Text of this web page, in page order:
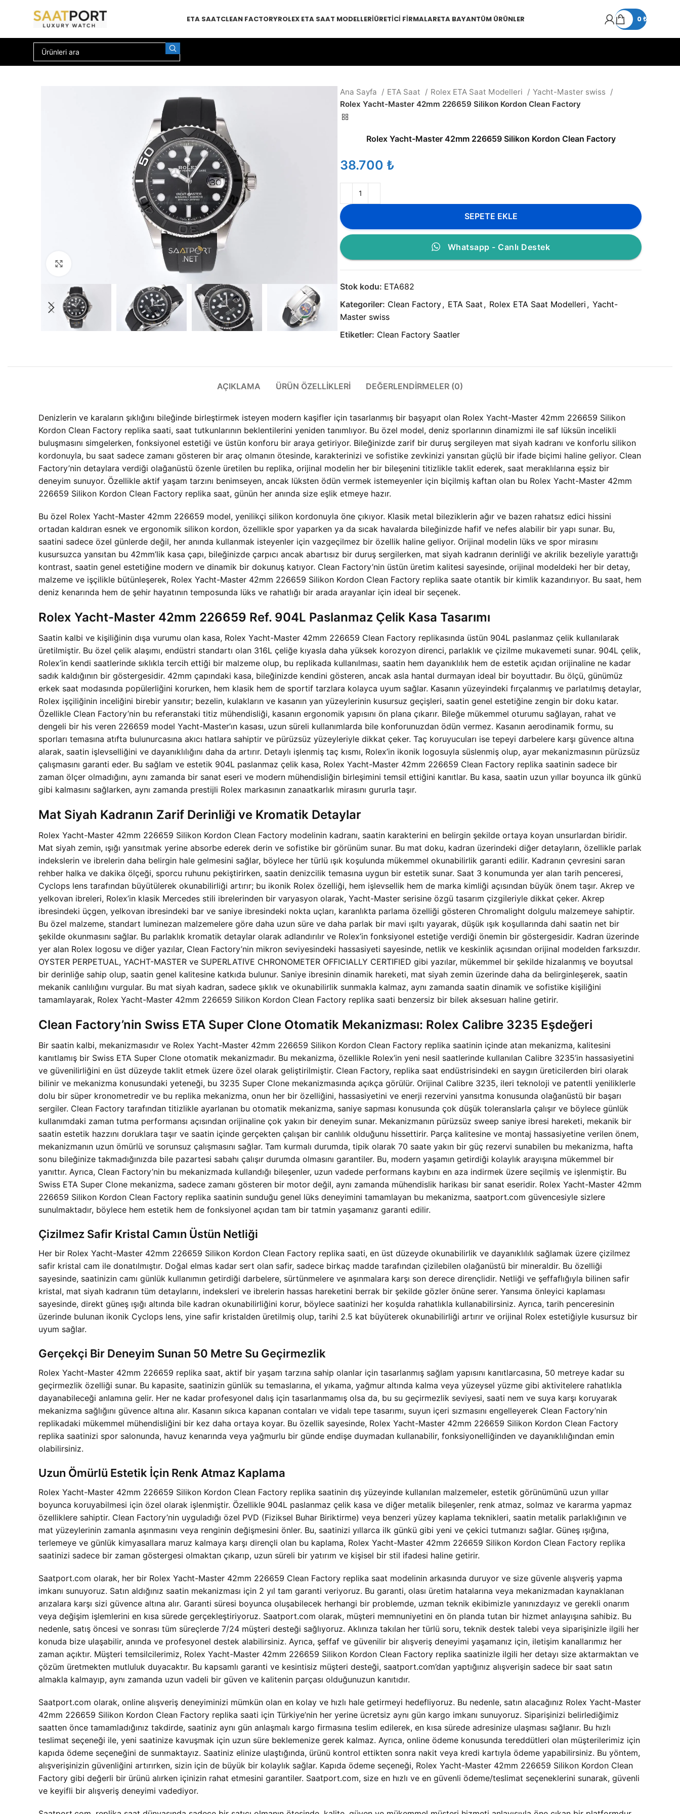
ETA SAATCLEAN FACTORYROLEX ETA SAAT MODELLERIÜRETICI FIRMALARETA BAYANTÜM ÜRÜNLER 0₺
Ana Sayfa ETA Saat Rolex ETA Saat Modelleri
Yacht-Master swiss
Rolex Yacht-Master 42mm 226659 Silikon Kordon Clean Factory
Rolex Yacht-Master 42mm 226659 Silikon Kordon Clean Factory
₺
SEPETE EKLE
Whatsapp - Canlı Destek
Stok kodu: ETA682
Kategoriler: Clean Factory, ETA Saat , Rolex ETA Saat Modelleri , Yacht-
Master swiss
Etiketler: Clean Factory Saatler
AÇIKLAMA ÜRÜN ÖZELLIKLERI DEĞERLENDIRMELER (0)
Denizlerin ve karaların şıklığını bileğinde birleştirmek isteyen modern kaşifler için tasarlanmış bir başyapıt olan Rolex Yacht-Master 42mm 226659 Silikon
Kordon Clean Factory replika saati, saat tutkunlarının beklentilerini yeniden tanımlıyor. Bu özel model, deniz sporlarının dinamizmi ile saf lüksün incelikli
buluşmasını simgelerken, fonksiyonel estetiği ve üstün konforu bir araya getiriyor. Bileğinizde zarif bir duruş sergileyen mat siyah kadranı ve konforlu silikon
kordonuyla, bu saat sadece zamanı gösteren bir araç olmanın ötesinde, karakterinizi ve sofistike zevkinizi yansıtan güçlü bir ifade biçimi haline geliyor. Clean
Factory’nin detaylara verdiği olağanüstü özenle üretilen bu replika, orijinal modelin her bir bileşenini titizlikle taklit ederek, saat meraklılarına eşsiz bir
deneyim sunuyor. Özellikle aktif yaşam tarzını benimseyen, ancak lüksten ödün vermek istemeyenler için biçilmiş kaftan olan bu Rolex Yacht-Master 42mm
226659 Silikon Kordon Clean Factory replika saat, günün her anında size eşlik etmeye hazır.
Bu özel Rolex Yacht-Master 42mm 226659 model, yenilikçi silikon kordonuyla öne çıkıyor. Klasik metal bileziklerin ağır ve bazen rahatsız edici hissini
ortadan kaldıran esnek ve ergonomik silikon kordon, özellikle spor yaparken ya da sıcak havalarda bileğinizde hafif ve nefes alabilir bir yapı sunar. Bu,
saatini sadece özel günlerde değil, her anında kullanmak isteyenler için vazgeçilmez bir özellik haline geliyor. Orijinal modelin lüks ve spor mirasını
kusursuzca yansıtan bu 42mm’lik kasa çapı, bileğinizde çarpıcı ancak abartısız bir duruş sergilerken, mat siyah kadranın derinliği ve akrilik bezeliyle yarattığı
kontrast, saatin genel estetiğine modern ve dinamik bir dokunuş katıyor. Clean Factory’nin üstün üretim kalitesi sayesinde, orijinal modeldeki her bir detay,
malzeme ve işçilikle bütünleşerek, Rolex Yacht-Master 42mm 226659 Silikon Kordon Clean Factory replika saate otantik bir kimlik kazandırıyor. Bu saat, hem
deniz kenarında hem de şehir hayatının temposunda lüks ve rahatlığı bir arada arayanlar için ideal bir seçenek.
Rolex Yacht-Master 42mm 226659 Ref. 904L Paslanmaz Çelik Kasa Tasarımı
Saatin kalbi ve kişiliğinin dışa vurumu olan kasa, Rolex Yacht-Master 42mm 226659 Clean Factory replikasında üstün 904L paslanmaz çelik kullanılarak
üretilmiştir. Bu özel çelik alaşımı, endüstri standartı olan 316L çeliğe kıyasla daha yüksek korozyon direnci, parlaklık ve çizilme mukavemeti sunar. 904L çelik,
Rolex’in kendi saatlerinde sıklıkla tercih ettiği bir malzeme olup, bu replikada kullanılması, saatin hem dayanıklılık hem de estetik açıdan orijinaline ne kadar
sadık kaldığının bir göstergesidir. 42mm çapındaki kasa, bileğinizde kendini gösteren, ancak asla hantal durmayan ideal bir boyuttadır. Bu ölçü, günümüz
erkek saat modasında popülerliğini korurken, hem klasik hem de sportif tarzlara kolayca uyum sağlar. Kasanın yüzeyindeki fırçalanmış ve parlatılmış detaylar,
Rolex işçiliğinin inceliğini birebir yansıtır; bezelin, kulakların ve kasanın yan yüzeylerinin kusursuz geçişleri, saatin genel estetiğine zengin bir doku katar.
Özellikle Clean Factory’nin bu referanstaki titiz mühendisliği, kasanın ergonomik yapısını ön plana çıkarır. Bileğe mükemmel oturumu sağlayan, rahat ve
dengeli bir his veren 226659 model Yacht-Master’ın kasası, uzun süreli kullanımlarda bile konforunuzdan ödün vermez. Kasanın aerodinamik formu, su
sporları temasına atıfta bulunurcasına akıcı hatlara sahiptir ve pürüzsüz yüzeyleriyle dikkat çeker. Taç koruyucuları ise tepeyi darbelere karşı güvence altına
alarak, saatin işlevselliğini ve dayanıklılığını daha da artırır. Detaylı işlenmiş taç kısmı, Rolex’in ikonik logosuyla süslenmiş olup, ayar mekanizmasının pürüzsüz
çalışmasını garanti eder. Bu sağlam ve estetik 904L paslanmaz çelik kasa, Rolex Yacht-Master 42mm 226659 Clean Factory replika saatinin sadece bir
zaman ölçer olmadığını, aynı zamanda bir sanat eseri ve modern mühendisliğin birleşimini temsil ettiğini kanıtlar. Bu kasa, saatin uzun yıllar boyunca ilk günkü
gibi kalmasını sağlarken, aynı zamanda prestijli Rolex markasının zanaatkarlık mirasını gururla taşır.
Mat Siyah Kadranın Zarif Derinliği ve Kromatik Detaylar
Rolex Yacht-Master 42mm 226659 Silikon Kordon Clean Factory modelinin kadranı, saatin karakterini en belirgin şekilde ortaya koyan unsurlardan biridir.
Mat siyah zemin, ışığı yansıtmak yerine absorbe ederek derin ve sofistike bir görünüm sunar. Bu mat doku, kadran üzerindeki diğer detayların, özellikle parlak
indekslerin ve ibrelerin daha belirgin hale gelmesini sağlar, böylece her türlü ışık koşulunda mükemmel okunabilirlik garanti edilir. Kadranın çevresini saran
rehber halka ve dakika ölçeği, sporcu ruhunu pekiştirirken, saatin denizcilik temasına uygun bir estetik sunar. Saat 3 konumunda yer alan tarih penceresi,
Cyclops lens tarafından büyütülerek okunabilirliği artırır; bu ikonik Rolex özelliği, hem işlevsellik hem de marka kimliği açısından büyük önem taşır. Akrep ve
yelkovan ibreleri, Rolex’in klasik Mercedes stili ibrelerinden bir varyasyon olarak, Yacht-Master serisine özgü tasarım çizgileriyle dikkat çeker. Akrep
ibresindeki üçgen, yelkovan ibresindeki bar ve saniye ibresindeki nokta uçları, karanlıkta parlama özelliği gösteren Chromalight dolgulu malzemeye sahiptir.
Bu özel malzeme, standart luminezan malzemelere göre daha uzun süre ve daha parlak bir mavi ışıltı yayarak, düşük ışık koşullarında dahi saatin net bir
şekilde okunmasını sağlar. Bu parlaklık kromatik detaylar olarak adlandırılır ve Rolex’in fonksiyonel estetiğe verdiği önemin bir göstergesidir. Kadran üzerinde
yer alan Rolex logosu ve diğer yazılar, Clean Factory’nin mikron seviyesindeki hassasiyeti sayesinde, netlik ve keskinlik açısından orijinal modelden farksızdır.
OYSTER PERPETUAL, YACHT-MASTER ve SUPERLATIVE CHRONOMETER OFFICIALLY CERTIFIED gibi yazılar, mükemmel bir şekilde hizalanmış ve boyutsal
bir derinliğe sahip olup, saatin genel kalitesine katkıda bulunur. Saniye ibresinin dinamik hareketi, mat siyah zemin üzerinde daha da belirginleşerek, saatin
mekanik canlılığını vurgular. Bu mat siyah kadran, sadece şıklık ve okunabilirlik sunmakla kalmaz, aynı zamanda saatin dinamik ve sofistike kişiliğini
tamamlayarak, Rolex Yacht-Master 42mm 226659 Silikon Kordon Clean Factory replika saati benzersiz bir bilek aksesuarı haline getirir.
Clean Factory’nin Swiss ETA Super Clone Otomatik Mekanizması: Rolex Calibre 3235 Eşdeğeri
Bir saatin kalbi, mekanizmasıdır ve Rolex Yacht-Master 42mm 226659 Silikon Kordon Clean Factory replika saatinin içinde atan mekanizma, kalitesini
kanıtlamış bir Swiss ETA Super Clone otomatik mekanizmadır. Bu mekanizma, özellikle Rolex’in yeni nesil saatlerinde kullanılan Calibre 3235’in hassasiyetini
ve güvenilirliğini en üst düzeyde taklit etmek üzere özel olarak geliştirilmiştir. Clean Factory, replika saat endüstrisindeki en saygın üreticilerden biri olarak
bilinir ve mekanizma konusundaki yeteneği, bu 3235 Super Clone mekanizmasında açıkça görülür. Orijinal Calibre 3235, ileri teknoloji ve patentli yeniliklerle
dolu bir süper kronometredir ve bu replika mekanizma, onun her bir özelliğini, hassasiyetini ve enerji rezervini yansıtma konusunda olağanüstü bir başarı
sergiler. Clean Factory tarafından titizlikle ayarlanan bu otomatik mekanizma, saniye sapması konusunda çok düşük toleranslarla çalışır ve böylece günlük
kullanımdaki zaman tutma performansı açısından orijinaline çok yakın bir deneyim sunar. Mekanizmanın pürüzsüz sweep saniye ibresi hareketi, mekanik bir
saatin estetik hazzını doruklara taşır ve saatin içinde gerçekten çalışan bir canlılık olduğunu hissettirir. Parça kalitesine ve montaj hassasiyetine verilen önem,
mekanizmanın uzun ömürlü ve sorunsuz çalışmasını sağlar. Tam kurmalı durumda, tipik olarak 70 saate yakın bir güç rezervi sunabilen bu mekanizma, hafta
sonu bileğinize takmadığınızda bile pazartesi sabahı çalışır durumda olmasını garantiler. Bu, modern yaşamın getirdiği kolaylık arayışına mükemmel bir
yanıttır. Ayrıca, Clean Factory’nin bu mekanizmada kullandığı bileşenler, uzun vadede performans kaybını en aza indirmek üzere seçilmiş ve işlenmiştir. Bu
Swiss ETA Super Clone mekanizma, sadece zamanı gösteren bir motor değil, aynı zamanda mühendislik harikası bir sanat eseridir. Rolex Yacht-Master 42mm
226659 Silikon Kordon Clean Factory replika saatinin sunduğu genel lüks deneyimini tamamlayan bu mekanizma, saatport.com güvencesiyle sizlere
sunulmaktadır, böylece hem estetik hem de fonksiyonel açıdan tam bir tatmin yaşamanız garanti edilir.
Çizilmez Safir Kristal Camın Üstün Netliği
Her bir Rolex Yacht-Master 42mm 226659 Silikon Kordon Clean Factory replika saati, en üst düzeyde okunabilirlik ve dayanıklılık sağlamak üzere çizilmez
safir kristal cam ile donatılmıştır. Doğal elmas kadar sert olan safir, sadece birkaç madde tarafından çizilebilen olağanüstü bir mineraldir. Bu özelliği
sayesinde, saatinizin camı günlük kullanımın getirdiği darbelere, sürtünmelere ve aşınmalara karşı son derece dirençlidir. Netliği ve şeffaflığıyla bilinen safir
kristal, mat siyah kadranın tüm detaylarını, indeksleri ve ibrelerin hassas hareketini berrak bir şekilde gözler önüne serer. Yansıma önleyici kaplaması
sayesinde, direkt güneş ışığı altında bile kadran okunabilirliğini korur, böylece saatinizi her koşulda rahatlıkla kullanabilirsiniz. Ayrıca, tarih penceresinin
üzerinde bulunan ikonik Cyclops lens, yine safir kristalden üretilmiş olup, tarihi 2.5 kat büyüterek okunabilirliği artırır ve orijinal Rolex estetiğiyle kusursuz bir
uyum sağlar.
Gerçekçi Bir Deneyim Sunan 50 Metre Su Geçirmezlik
Rolex Yacht-Master 42mm 226659 replika saat, aktif bir yaşam tarzına sahip olanlar için tasarlanmış sağlam yapısını kanıtlarcasına, 50 metreye kadar su
geçirmezlik özelliği sunar. Bu kapasite, saatinizin günlük su temaslarına, el yıkama, yağmur altında kalma veya yüzeysel yüzme gibi aktivitelere rahatlıkla
dayanabileceği anlamına gelir. Her ne kadar profesyonel dalış için tasarlanmamış olsa da, bu su geçirmezlik seviyesi, saati nem ve suya karşı koruyarak
mekanizma sağlığını güvence altına alır. Kasanın sıkıca kapanan contaları ve vidalı tepe tasarımı, suyun içeri sızmasını engelleyerek Clean Factory’nin
replikadaki mükemmel mühendisliğini bir kez daha ortaya koyar. Bu özellik sayesinde, Rolex Yacht-Master 42mm 226659 Silikon Kordon Clean Factory
replika saatinizi spor salonunda, havuz kenarında veya yağmurlu bir günde endişe duymadan kullanabilir, fonksiyonelliğinden ve dayanıklılığından emin
olabilirsiniz.
Uzun Ömürlü Estetik İçin Renk Atmaz Kaplama
Rolex Yacht-Master 42mm 226659 Silikon Kordon Clean Factory replika saatinin dış yüzeyinde kullanılan malzemeler, estetik görünümünü uzun yıllar
boyunca koruyabilmesi için özel olarak işlenmiştir. Özellikle 904L paslanmaz çelik kasa ve diğer metalik bileşenler, renk atmaz, solmaz ve kararma yapmaz
özelliklere sahiptir. Clean Factory’nin uyguladığı özel PVD (Fiziksel Buhar Biriktirme) veya benzeri yüzey kaplama teknikleri, saatin metalik parlaklığının ve
mat yüzeylerinin zamanla aşınmasını veya renginin değişmesini önler. Bu, saatinizi yıllarca ilk günkü gibi yeni ve çekici tutmanızı sağlar. Güneş ışığına,
terlemeye ve günlük kimyasallara maruz kalmaya karşı dirençli olan bu kaplama, Rolex Yacht-Master 42mm 226659 Silikon Kordon Clean Factory replika
saatinizi sadece bir zaman göstergesi olmaktan çıkarıp, uzun süreli bir yatırım ve kişisel bir stil ifadesi haline getirir.
Saatport.com olarak, her bir Rolex Yacht-Master 42mm 226659 Clean Factory replika saat modelinin arkasında duruyor ve size güvenle alışveriş yapma
imkanı sunuyoruz. Satın aldığınız saatin mekanizması için 2 yıl tam garanti veriyoruz. Bu garanti, olası üretim hatalarına veya mekanizmadan kaynaklanan
arızalara karşı sizi güvence altına alır. Garanti süresi boyunca oluşabilecek herhangi bir problemde, uzman teknik ekibimizle yanınızdayız ve gerekli onarım
veya değişim işlemlerini en kısa sürede gerçekleştiriyoruz. Saatport.com olarak, müşteri memnuniyetini en ön planda tutan bir hizmet anlayışına sahibiz. Bu
nedenle, satış öncesi ve sonrası tüm süreçlerde 7/24 müşteri desteği sağlıyoruz. Aklınıza takılan her türlü soru, teknik destek talebi veya siparişinizle ilgili her
konuda bize ulaşabilir, anında ve profesyonel destek alabilirsiniz. Ayrıca, şeffaf ve güvenilir bir alışveriş deneyimi yaşamanız için, iletişim kanallarımız her
zaman açıktır. Müşteri temsilcilerimiz, Rolex Yacht-Master 42mm 226659 Silikon Kordon Clean Factory replika saatinizle ilgili her detayı size aktarmaktan ve
çözüm üretmekten mutluluk duyacaktır. Bu kapsamlı garanti ve kesintisiz müşteri desteği, saatport.com’dan yaptığınız alışverişin sadece bir saat satın
almakla kalmayıp, aynı zamanda uzun vadeli bir güven ve kalitenin parçası olduğunuzun kanıtıdır.
Saatport.com olarak, online alışveriş deneyiminizi mümkün olan en kolay ve hızlı hale getirmeyi hedefliyoruz. Bu nedenle, satın alacağınız Rolex Yacht-Master
42mm 226659 Silikon Kordon Clean Factory replika saati için Türkiye’nin her yerine ücretsiz aynı gün kargo imkanı sunuyoruz. Siparişinizi belirlediğimiz
saatten önce tamamladığınız takdirde, saatiniz aynı gün anlaşmalı kargo firmasına teslim edilerek, en kısa sürede adresinize ulaşması sağlanır. Bu hızlı
teslimat seçeneği ile, yeni saatinize kavuşmak için uzun süre beklemenize gerek kalmaz. Ayrıca, online ödeme konusunda tereddütleri olan müşterilerimiz için
kapıda ödeme seçeneğini de sunmaktayız. Saatiniz elinize ulaştığında, ürünü kontrol ettikten sonra nakit veya kredi kartıyla ödeme yapabilirsiniz. Bu yöntem,
alışverişinizin güvenliğini artırırken, sizin için de büyük bir kolaylık sağlar. Kapıda ödeme seçeneği, Rolex Yacht-Master 42mm 226659 Silikon Kordon Clean
Factory gibi değerli bir ürünü alırken içinizin rahat etmesini garantiler. Saatport.com, size en hızlı ve en güvenli ödeme/teslimat seçeneklerini sunarak, güvenli
ve keyifli bir alışveriş deneyimi vadediyor.